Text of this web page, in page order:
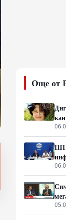
Още от
ПП
на